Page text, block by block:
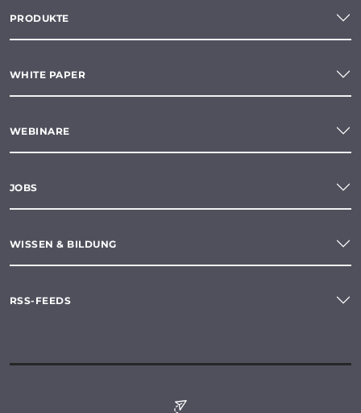
PRODUKTE
WHITE PAPER
WEBINARE
JOBS
WISSEN & BILDUNG
RSS-FEEDS